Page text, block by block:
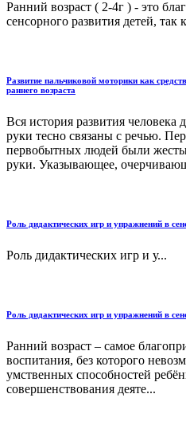
Ранний возраст ( 2-4г ) - это
сенсорного развития детей, так
Развитие пальчиковой моторики как
раннего возраста
Вся история развития человека
руки тесно связаны с речью.
первобытных людей были
руки. Указывающее,
Роль дидактических игр и упражнений в
Роль дидактических игр и у...
Роль дидактических игр и упражнений в
Ранний возраст – самое
воспитания, без которого
умственных способностей
совершенствования деяте...